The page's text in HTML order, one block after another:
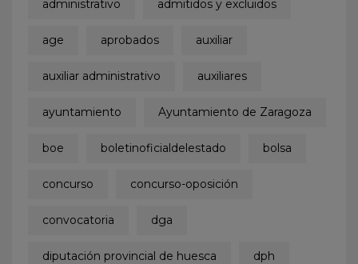
administrativo admitidos y excluidos
age aprobados auxiliar
auxiliar administrativo auxiliares
ayuntamiento Ayuntamiento de Zaragoza
boe boletinoficialdelestado bolsa
concurso concurso-oposición
convocatoria dga
diputación provincial de huesca dph